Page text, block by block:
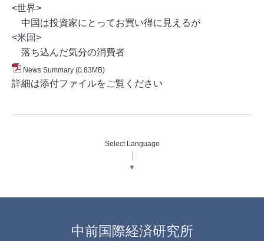
<世界>
中国は投資家にとってお買い得に見えるが
<米国>
落ち込んだ気分の消費者
News Summary (0.83MB)
詳細は添付ファイルをご覧ください
Select Language
▼
中前国際経済研究所